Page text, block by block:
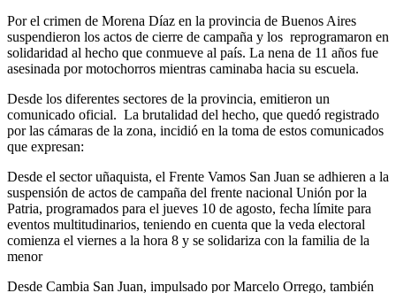
Por el crimen de Morena Díaz en la provincia de Buenos Aires
suspendieron los actos de cierre de campaña y los reprogramaron en
solidaridad al hecho que conmueve al país. La nena de 11 años fue
asesinada por motochorros mientras caminaba hacia su escuela.
Desde los diferentes sectores de la provincia, emitieron un
comunicado oficial. La brutalidad del hecho, que quedó registrado
por las cámaras de la zona, incidió en la toma de estos comunicados
que expresan:
Desde el sector uñaquista, el Frente Vamos San Juan se adhieren a la
suspensión de actos de campaña del frente nacional Unión por la
Patria, programados para el jueves 10 de agosto, fecha límite para
eventos multitudinarios, teniendo en cuenta que la veda electoral
comienza el viernes a la hora 8 y se solidariza con la familia de la
menor
Desde Cambia San Juan, impulsado por Marcelo Orrego, también